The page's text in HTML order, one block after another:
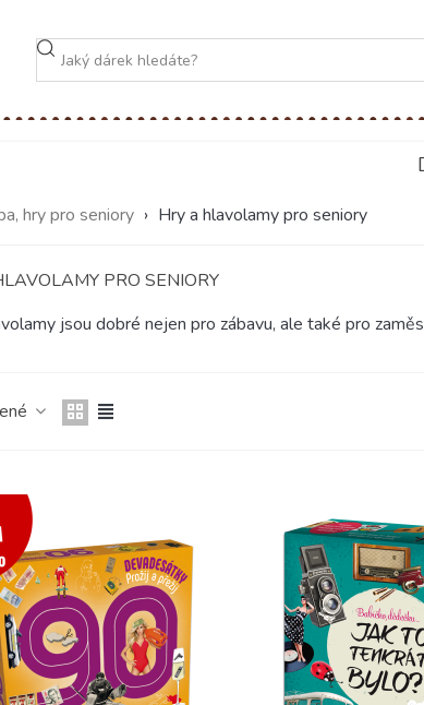
hry pro seniory › Hry a hlavolamy pro seniory
PRO SENIORY
jsou dobré nejen pro zábavu, ale také pro